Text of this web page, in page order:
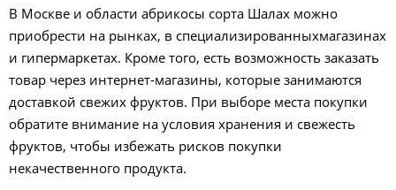
В Москве и области абрикосы сорта Шалах можно
приобрести на рынках, в специализированныхмагазинах
и гипермаркетах. Кроме того, есть возможность заказать
товар через интернет-магазины, которые занимаются
доставкой свежих фруктов. При выборе места покупки
обратите внимание на условия хранения и свежесть
фруктов, чтобы избежать рисков покупки
некачественного продукта.